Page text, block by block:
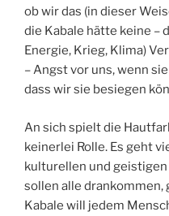
ob wir das (in dieser
die Kabale hätte keine –
Energie, Krieg, Klima)
– Angst vor uns, wenn
dass wir sie besiegen
An sich spielt die
keinerlei Rolle. Es geht
kulturellen und
sollen alle drankommen,
Kabale will jedem